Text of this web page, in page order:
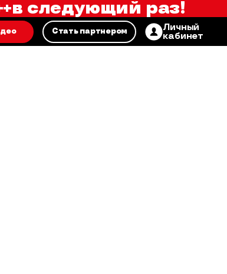
в следующий раз!
Стать партнером
Личный
кабинет